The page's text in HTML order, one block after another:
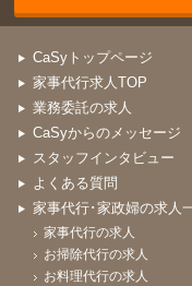
CaSyトップページ
家事代行求人TOP
業務委託の求人
CaSyからのメッセージ
スタッフインタビュー
よくある質問
家事代行･家政婦の求人
家事代行の求人
お掃除代行の求人
お料理代行の求人